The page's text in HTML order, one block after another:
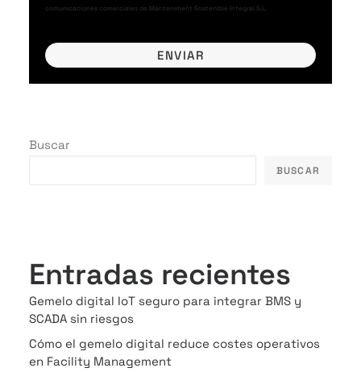
comunicaciones comerciales de Manteniment Sostenible Integral S.L.
Buscar
BUSCAR
Entradas recientes
Gemelo digital IoT seguro para integrar BMS y
SCADA sin riesgos
Cómo el gemelo digital reduce costes operativos
en Facility Management